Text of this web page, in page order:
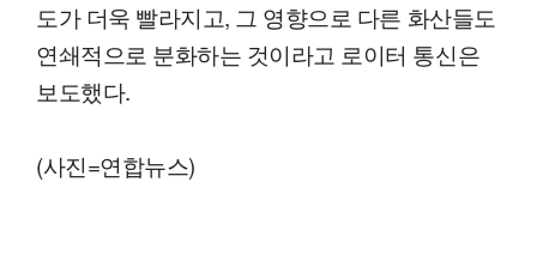
도가 더욱 빨라지고, 그 영향으로 다른 화산들도
연쇄적으로 분화하는 것이라고 로이터 통신은
보도했다.
(사진=연합뉴스)